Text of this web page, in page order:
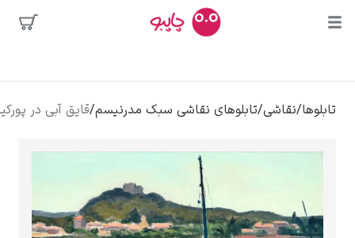
محبوب‌ترین
هنرمندان
کلود مونه
تابلوهای نقاشی سبک مدرنیسم/قایق آبی در پورکیرولس – آلبر مارکه